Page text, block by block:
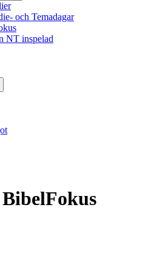
och Temadagar
NT inspelad